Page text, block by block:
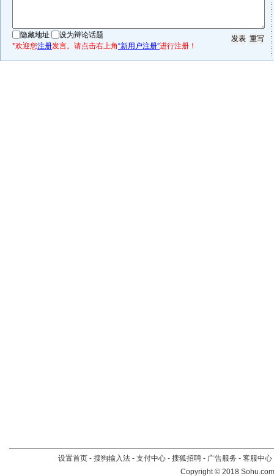
隐藏地址
设为辩论话题
*欢迎您注册发言。请点击右上角“新用户注册”进行注册！
设置首页 - 搜狗输入法 - 支付中心 - 搜狐招聘 - 广告服务 - 客服中心
Copyright©2018